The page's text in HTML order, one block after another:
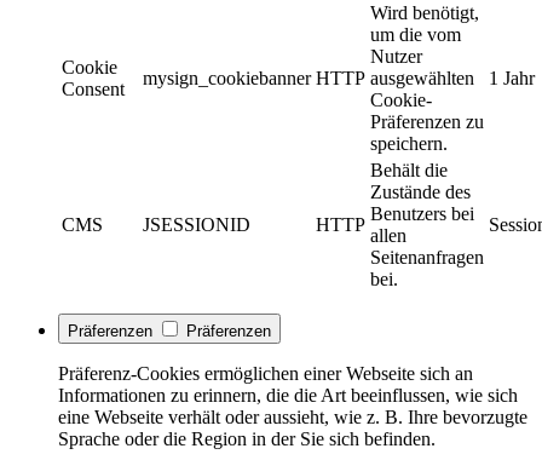
Cookie
Consent
mysign_cookiebanner HTTP
Wird benötigt,
um die vom
Nutzer
ausgewählten
Cookie-
Präferenzen zu
speichern.
1 Jahr
CMS JSESSIONID HTTP
Behält die
Zustände des
Benutzers bei
allen
Seitenanfragen
bei.
Präferenzen Präferenzen
Präferenz-Cookies ermöglichen einer Webseite sich an
Informationen zu erinnern, die die Art beeinflussen, wie sich
eine Webseite verhält oder aussieht, wie z. B. Ihre bevorzugte
Sprache oder die Region in der Sie sich befinden.